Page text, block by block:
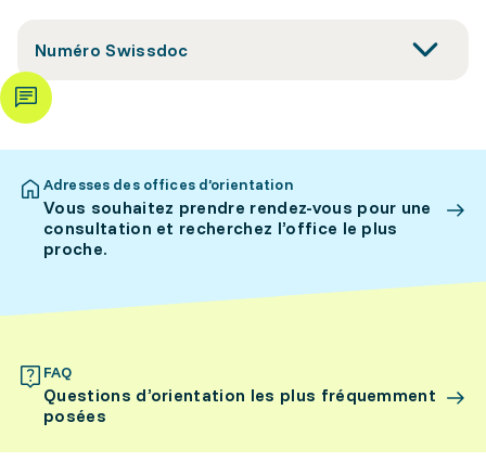
Numéro Swissdoc
Adresses des offices d’orientation
Vous souhaitez prendre rendez-vous pour une
consultation et recherchez l’office le plus
proche.
FAQ
Questions d’orientation les plus fréquemment
posées